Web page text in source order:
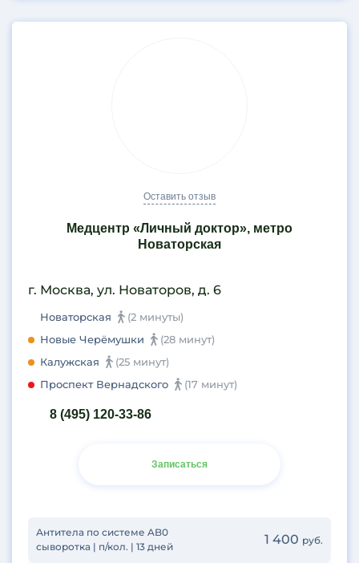
Оставить отзыв
Медцентр «Личный доктор», метро
Новаторская
г. Москва, ул. Новаторов, д. 6
Новаторская
(2 минуты)
Новые Черёмушки
(28 минут)
Калужская
(25 минут)
Проспект Вернадского
(17 минут)
8 (495) 120-33-86
Записаться
Антитела по системе AB0
сыворотка | п/кол. | 13 дней
1 400 руб.